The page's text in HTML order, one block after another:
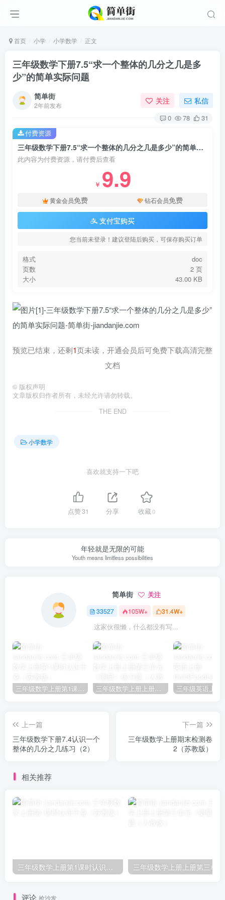
首页 小学 小学数学 正文
三年级数学下册7.5“求一个整体的几分之几是多
少”的简单实际问题
简单街
2年前发布 关注 私信
0 78 31
三年级数学下册7.5“求一个整体的几分之几是多少”的简单实际问题
此内容为付费资源，请付费后查看
￥ 9.9
黄金会员免费 钻石会员免费
支付宝购买
您当前未登录！建议登陆后购买，可保存购买订单
格式
doc
页数
2 页
大小
43.00 KB
付费资源
预览已结束，还剩1页未读，开通会员后可免费下载高清完整
文档
© 版权声明
文章版权归作者所有，未经允许请勿转载。
THE END
小学数学
喜欢就支持一下吧
点赞31 分享 收藏0
年轻就是无限的可能
Youth means limitless possibilities
简单街 关注
33527 105W+ 31.4W+
这家伙很懒，什么都没有写...
上一篇
三年级数学下册7.4认识一个
整体的几分之几练习（2）
下一篇
三年级数学上册期末检测卷
2（苏教版）
相关推荐
评论 抢沙发